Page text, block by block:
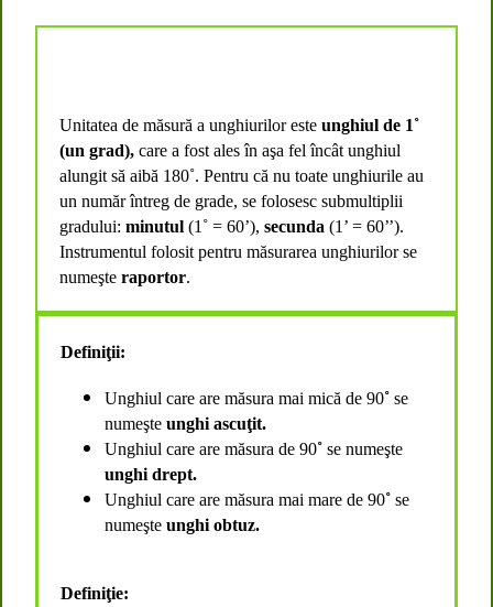
Unitatea de măsură a unghiuriloreste unghiul de 1˚
(un grad), care a fost ales în aşa fel încât unghiul
alungit să aibă 180˚. Pentru că nu toate unghiurile au
un număr întreg de grade, se folosesc submultiplii
gradului: minutul (1˚ = 60’), secunda (1’ = 60’’).
Instrumentul folosit pentru măsurarea unghiurilor se
numeşte raportor.
Definiţii:
Unghiul care are măsura mai mică de 90˚ se
numeşte unghi ascuţit.
Unghiul care are măsura de 90˚ se numeşte
unghi drept.
Unghiul care are măsura mai mare de 90˚ se
numeşte unghi obtuz.
Definiţie: